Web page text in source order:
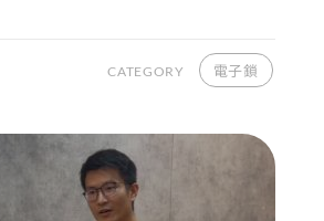
CATEGORY 電子鎖